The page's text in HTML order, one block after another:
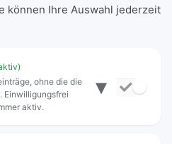
können Ihre Auswahl jederzeit
ohne die die
Einwilligungsfrei
aktiv.
▾